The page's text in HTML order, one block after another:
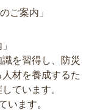
ご案内」
を習得し、防災
材を養成するた
ています。
います。